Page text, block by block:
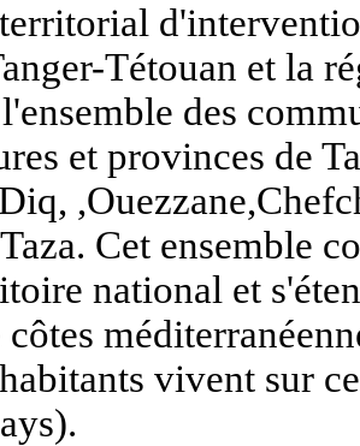
Tétouan et la
des
et provinces de
Cet ensemble
national et
vivent sur